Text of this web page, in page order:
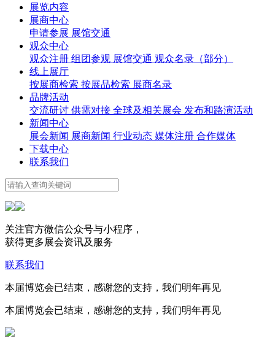
展览内容
展商中心
申请参展 展馆交通
观众中心
观众注册 组团参观 展馆交通 观众名录（部分）
线上展厅
按展商检索 按展品检索 展商名录
品牌活动
交流研讨 供需对接 全球及相关展会 发布和路演活动
新闻中心
展会新闻 展商新闻 行业动态 媒体注册 合作媒体
下载中心
联系我们
关注官方微信公众号与小程序，
获得更多展会资讯及服务
联系我们
本届博览会已结束，感谢您的支持，我们明年再见
本届博览会已结束，感谢您的支持，我们明年再见